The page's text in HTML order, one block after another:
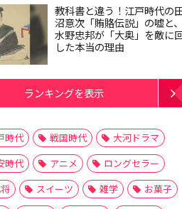
教科書と違う！江戸時代の
沼意次「賄賂伝説」の嘘と、
水野忠邦が「大奥」を敵に
した本当の理由
ランキングを表示
時代 戦国時代
大河ドラマ
時代
アニメ
ロングセラー
スイーツ 雑学
お菓子